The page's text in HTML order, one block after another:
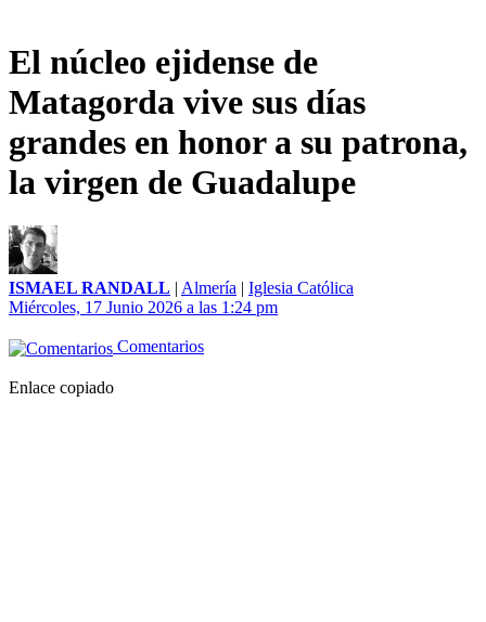
El núcleo ejidense de
Matagorda vive sus días
grandes en honor a su patrona,
la virgen de Guadalupe
ISMAEL RANDALL | Almería | Iglesia Católica
Miércoles, 17 Junio 2026 a las 1:24 pm
Comentarios
Enlace copiado